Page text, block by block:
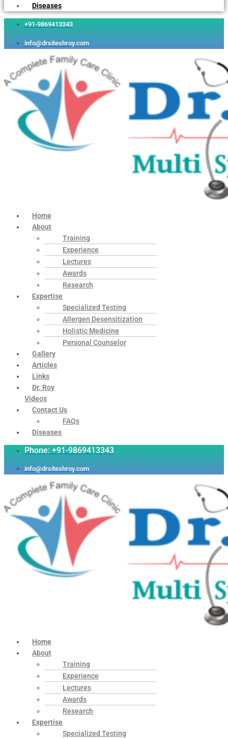
Diseases
+91-9869413343
info@drsiteshroy.com
Home
About
Training
Experience
Lectures
Awards
Research
Expertise
Specialized Testing
Allergen Desensitization
Holistic Medicine
Personal Counselor
Gallery
Articles
Links
Dr. Roy
Videos
Contact Us
FAQs
Diseases
Phone: +91-9869413343
info@drsiteshroy.com
Home
About
Training
Experience
Lectures
Awards
Research
Expertise
Specialized Testing